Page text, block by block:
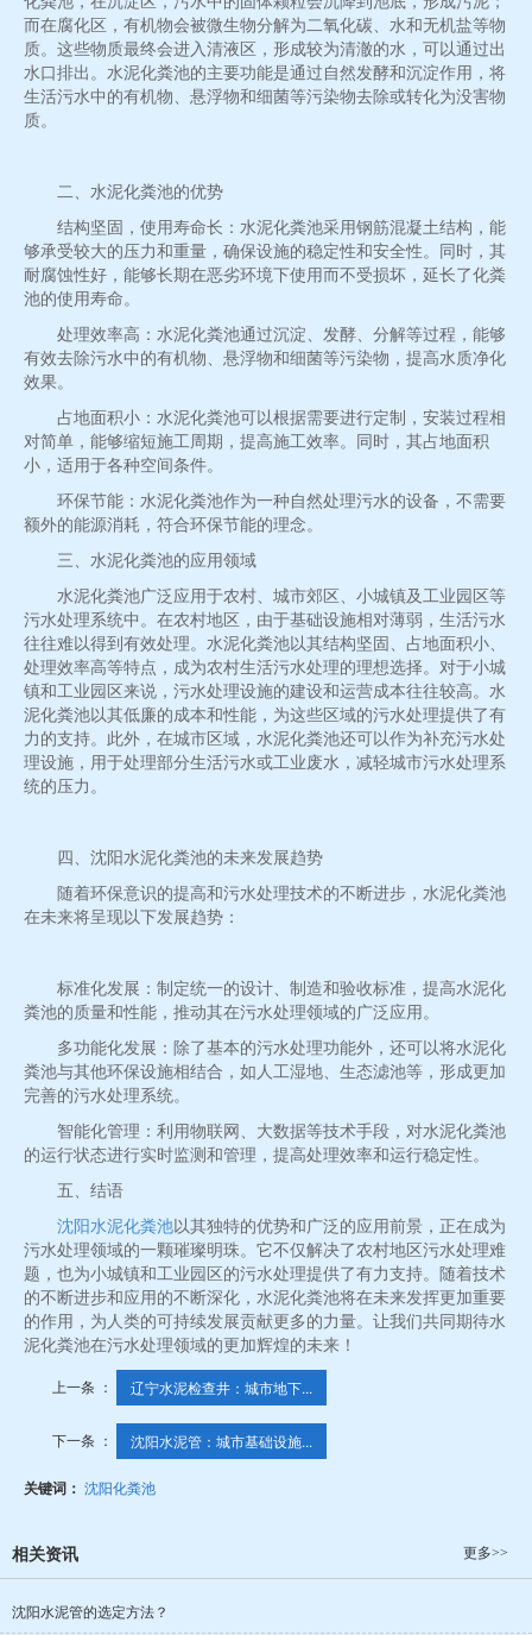
而在腐化区，有机物会被微生物分解为二氧化碳、水和无机盐等物
质。这些物质最终会进入清液区，形成较为清澈的水，可以通过出
水口排出。水泥化粪池的主要功能是通过自然发酵和沉淀作用，将
生活污水中的有机物、悬浮物和细菌等污染物去除或转化为没害物
质。
二、水泥化粪池的优势
结构坚固，使用寿命长：水泥化粪池采用钢筋混凝土结构，能
够承受较大的压力和重量，确保设施的稳定性和安全性。同时，其
耐腐蚀性好，能够长期在恶劣环境下使用而不受损坏，延长了化粪
池的使用寿命。
处理效率高：水泥化粪池通过沉淀、发酵、分解等过程，能够
有效去除污水中的有机物、悬浮物和细菌等污染物，提高水质净化
效果。
占地面积小：水泥化粪池可以根据需要进行定制，安装过程相
对简单，能够缩短施工周期，提高施工效率。同时，其占地面积
小，适用于各种空间条件。
环保节能：水泥化粪池作为一种自然处理污水的设备，不需要
额外的能源消耗，符合环保节能的理念。
三、水泥化粪池的应用领域
水泥化粪池广泛应用于农村、城市郊区、小城镇及工业园区等
污水处理系统中。在农村地区，由于基础设施相对薄弱，生活污水
往往难以得到有效处理。水泥化粪池以其结构坚固、占地面积小、
处理效率高等特点，成为农村生活污水处理的理想选择。对于小城
镇和工业园区来说，污水处理设施的建设和运营成本往往较高。水
泥化粪池以其低廉的成本和性能，为这些区域的污水处理提供了有
力的支持。此外，在城市区域，水泥化粪池还可以作为补充污水处
理设施，用于处理部分生活污水或工业废水，减轻城市污水处理系
统的压力。
四、沈阳水泥化粪池的未来发展趋势
随着环保意识的提高和污水处理技术的不断进步，水泥化粪池
在未来将呈现以下发展趋势：
标准化发展：制定统一的设计、制造和验收标准，提高水泥化
粪池的质量和性能，推动其在污水处理领域的广泛应用。
多功能化发展：除了基本的污水处理功能外，还可以将水泥化
粪池与其他环保设施相结合，如人工湿地、生态滤池等，形成更加
完善的污水处理系统。
智能化管理：利用物联网、大数据等技术手段，对水泥化粪池
的运行状态进行实时监测和管理，提高处理效率和运行稳定性。
五、结语
沈阳水泥化粪池以其独特的优势和广泛的应用前景，正在成为
污水处理领域的一颗璀璨明珠。它不仅解决了农村地区污水处理难
题，也为小城镇和工业园区的污水处理提供了有力支持。随着技术
的不断进步和应用的不断深化，水泥化粪池将在未来发挥更加重要
的作用，为人类的可持续发展贡献更多的力量。让我们共同期待水
泥化粪池在污水处理领域的更加辉煌的未来！
上一条 ： 辽宁水泥检查井：城市地下...
下一条 ： 沈阳水泥管：城市基础设施...
关键词： 沈阳化粪池
相关资讯 更多>>
沈阳水泥管的选定方法？